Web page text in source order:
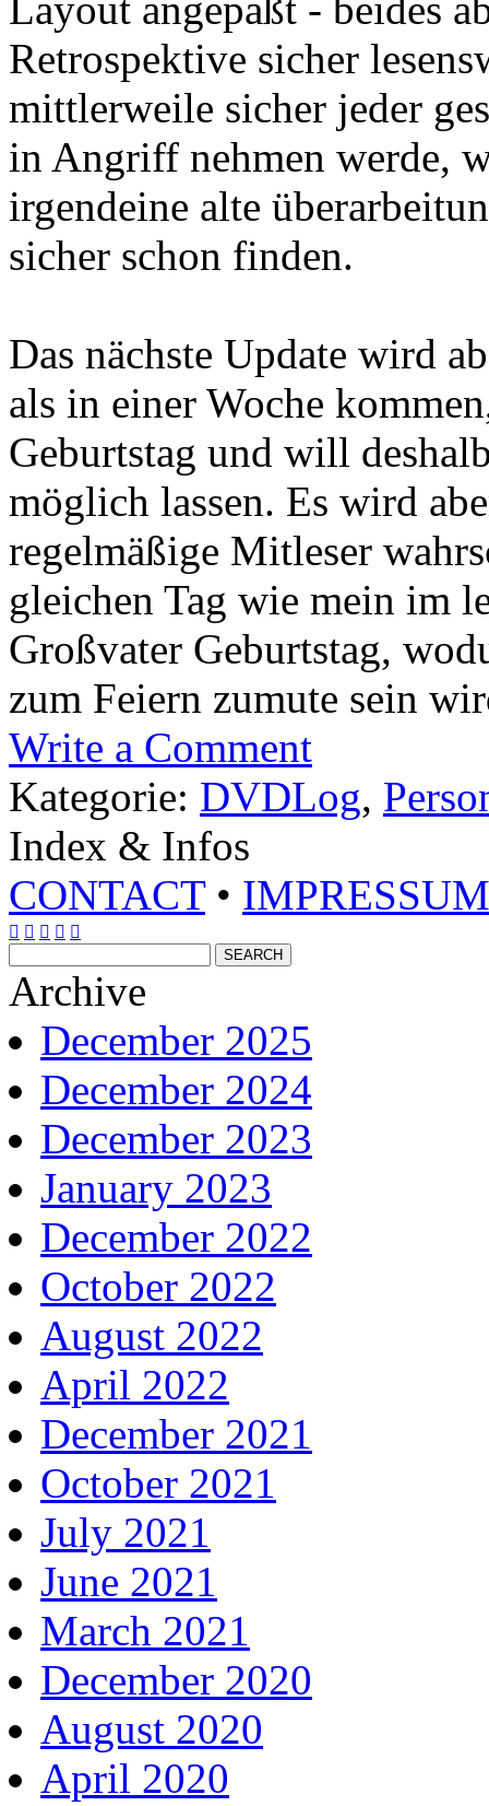
Retrospektive sicher
mittlerweile sicher jeder
in Angriff nehmen werde,
irgendeine alte
sicher schon finden.
Das nächste Update wird
als in einer Woche
Geburtstag und will
möglich lassen. Es wird
regelmäßige Mitleser
gleichen Tag wie mein im
Großvater Geburtstag,
zum Feiern zumute sein
Write a Comment
Kategorie: DVDLog,
Index & Infos
CONTACT• IMPRESSUM
    
Archive
December 2025
December 2024
December 2023
January 2023
December 2022
October 2022
August 2022
April 2022
December 2021
October 2021
July 2021
June 2021
March 2021
December 2020
August 2020
April 2020